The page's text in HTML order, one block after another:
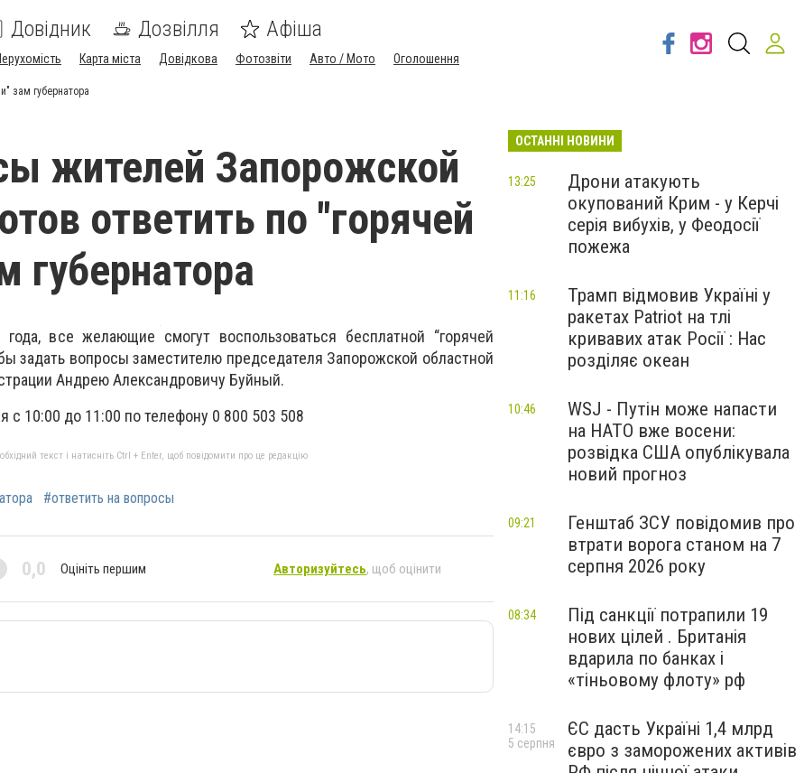
Довідник Дозвілля Афіша
Карта міста Довідкова Фотозвіти Авто / Мото Оголошення
зам губернатора
жителей Запорожской
ответить по "горячей
губернатора
все желающие смогут воспользоваться бесплатной “горячей
задать вопросы заместителю председателя Запорожской областной
Андрею Александровичу Буйный.
с 10:00 до 11:00 по телефону 0 800 503 508
текст і натисніть Ctrl + Enter, щоб повідомити про це редакцію
#ответить на вопросы
0,0 Оцініть першим Авторизуйтесь, щоб оцінити
ОСТАННІ НОВИНИ
Дрони атакують
окупований Крим - у Керчі
серія вибухів, у Феодосії
пожежа
13:25
Трамп відмовив Україні у
ракетах Patriot на тлі
кривавих атак Росії : Нас
розділяє океан
11:16
WSJ - Путін може напасти
на НАТО вже восени:
розвідка США опублікувала
новий прогноз
10:46
Генштаб ЗСУ повідомив про
втрати ворога станом на 7
серпня 2026 року
09:21
Під санкції потрапили 19
нових цілей . Британія
вдарила по банках і
«тіньовому флоту» рф
08:34
ЄС дасть Україні 1,4 млрд
євро з заморожених активів
14:15
5 серпня